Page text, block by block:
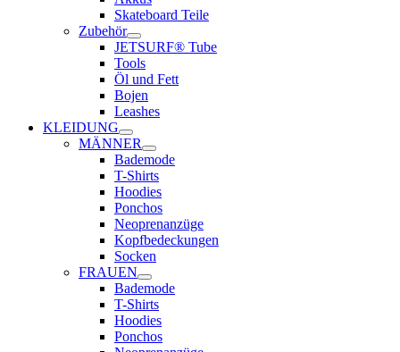
Skateboard Teile
Zubehör
JETSURF® Tube
Tools
Öl und Fett
Bojen
Leashes
KLEIDUNG
MÄNNER
Bademode
T-Shirts
Hoodies
Ponchos
Neoprenanzüge
Kopfbedeckungen
Socken
FRAUEN
Bademode
T-Shirts
Hoodies
Ponchos